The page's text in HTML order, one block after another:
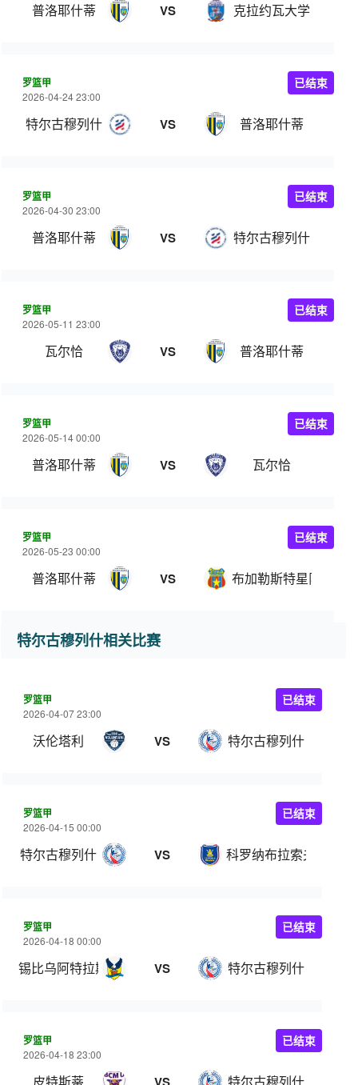
普洛耶什蒂 VS 克拉约瓦大学
罗篮甲
2026-04-24 23:00
特尔古穆列什 VS 普洛耶什蒂
已结束
罗篮甲
2026-04-30 23:00
普洛耶什蒂 VS 特尔古穆列什
已结束
罗篮甲
2026-05-11 23:00
瓦尔恰 VS 普洛耶什蒂
已结束
罗篮甲
2026-05-14 00:00
普洛耶什蒂 VS 瓦尔恰
已结束
罗篮甲
2026-05-23 00:00
普洛耶什蒂 VS 布加勒斯特星队
已结束
特尔古穆列什相关比赛
罗篮甲
2026-04-07 23:00
沃伦塔利 VS 特尔古穆列什
已结束
罗篮甲
2026-04-15 00:00
特尔古穆列什 VS 科罗纳布拉索夫
已结束
罗篮甲
2026-04-18 00:00
锡比乌阿特拉斯比 VS 特尔古穆列什
已结束
罗篮甲
2026-04-18 23:00
已结束